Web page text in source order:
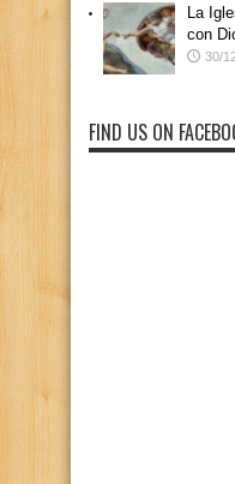
La
con
30/
FIND US ON